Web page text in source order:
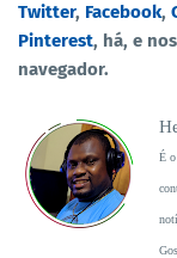
Twitter, Facebook,
Pinterest, há, e
navegador.
É